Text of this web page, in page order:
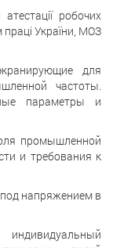
робочих
праці України, МОЗ
для
частоты.
параметры и
промышленной
и требования к
напряжением в